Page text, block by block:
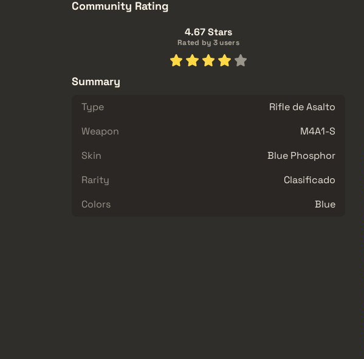
Community Rating
4.67 Stars
Rated by 3 users
Summary
Type
Rifle de Asalto
Weapon
M4A1-S
Skin
Blue Phosphor
Rarity
Clasificado
Colors
Blue